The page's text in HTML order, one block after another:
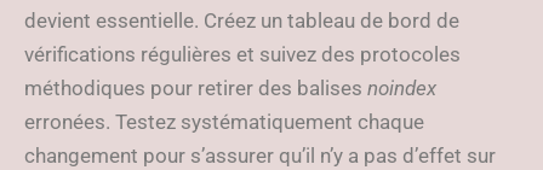
devient essentielle. Créez un tableau de bord de
vérifications régulières et suivez des protocoles
méthodiques pour retirer des balises noindex
erronées. Testez systématiquement chaque
changement pour s’assurer qu’il n’y a pas d’effet sur